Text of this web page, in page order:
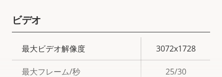
ビデオ
プ
ロ
パ
プ
ロ
最大ビデオ解像度 3072x1728
最大フレーム/秒 25/30